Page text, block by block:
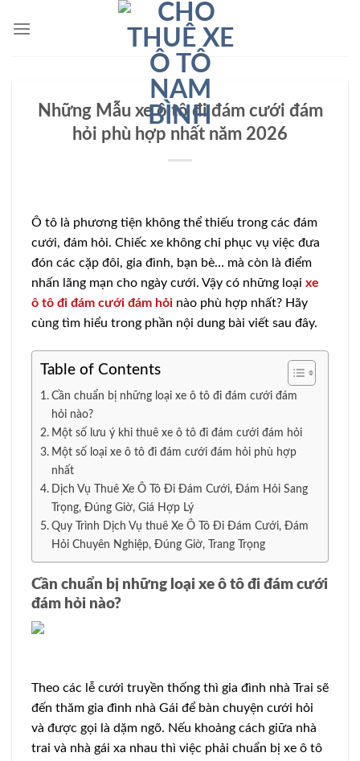
qua
Những Mẫu xe ô tô đi đám cưới đám
hỏi phù hợp nhất năm 2026
Ô tô là phương tiện không thể thiếu trong các đám
cưới, đám hỏi. Chiếc xe không chỉ phục vụ việc đưa
đón các cặp đôi, gia đình, bạn bè… mà còn là điểm
nhấn lãng mạn cho ngày cưới. Vậy có những loại xe
ô tô đi đám cưới đám hỏi nào phù hợp nhất? Hãy
cùng tìm hiểu trong phần nội dung bài viết sau đây.
Table of Contents
Cần chuẩn bị những loại xe ô tô đi đám cưới đám
hỏi nào?
Một số lưu ý khi thuê xe ô tô đi đám cưới đám hỏi
Một số loại xe ô tô đi đám cưới đám hỏi phù hợp
nhất
Dịch Vụ Thuê Xe Ô Tô Đi Đám Cưới, Đám Hỏi Sang
Trọng, Đúng Giờ, Giá Hợp Lý
Quy Trình Dịch Vụ thuê Xe Ô Tô Đi Đám Cưới, Đám
Hỏi Chuyên Nghiệp, Đúng Giờ, Trang Trọng
Cần chuẩn bị những loại xe ô tô đi đám cưới
đám hỏi nào?
Theo các lễ cưới truyền thống thì gia đình nhà Trai sẽ
đến thăm gia đình nhà Gái để bàn chuyện cưới hỏi
và được gọi là dặm ngõ. Nếu khoảng cách giữa nhà
trai và nhà gái xa nhau thì việc phải chuẩn bị xe ô tô